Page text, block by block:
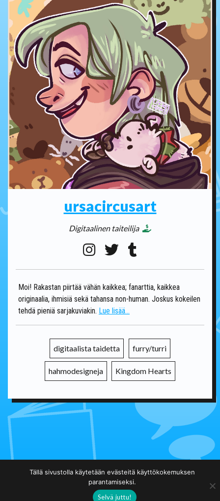
ursacircusart
Digitaalinen taiteilija
Moi! Rakastan piirtää vähän kaikkea; fanarttia, kaikkea
originaalia, ihmisiä sekä tahansa non-human. Joskus kokeilen
tehdä pieniä sarjakuviakin. Lue lisää...
digitaalista taidetta furry/turri
hahmodesigneja Kingdom Hearts
Takaisin päälistalle
Tällä sivustolla käytetään evästeitä käyttökokemuksen
parantamiseksi.
Selvä juttu!